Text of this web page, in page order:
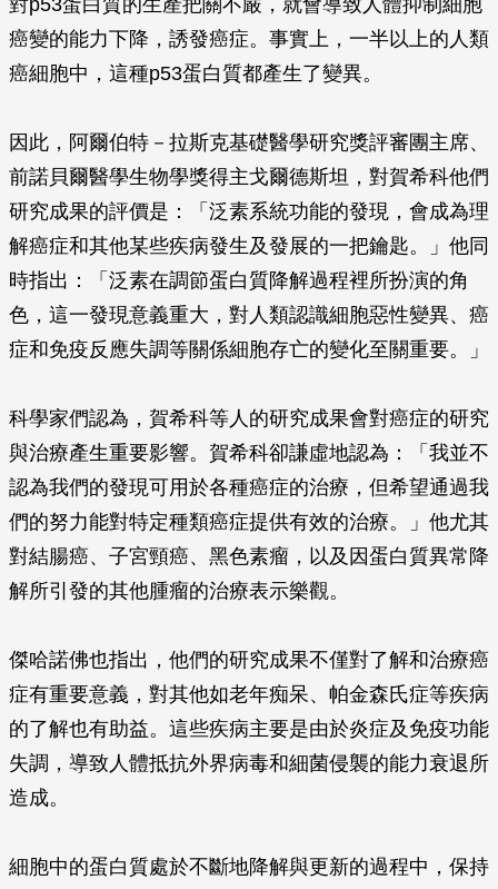
對p53蛋白質的生產把關不嚴，就會導致人體抑制細胞
癌變的能力下降，誘發癌症。事實上，一半以上的人類
癌細胞中，這種p53蛋白質都產生了變異。
因此，阿爾伯特－拉斯克基礎醫學研究獎評審團主席、
前諾貝爾醫學生物學獎得主戈爾德斯坦，對賀希科他們
研究成果的評價是：「泛素系統功能的發現，會成為理
解癌症和其他某些疾病發生及發展的一把鑰匙。」他同
時指出：「泛素在調節蛋白質降解過程裡所扮演的角
色，這一發現意義重大，對人類認識細胞惡性變異、癌
症和免疫反應失調等關係細胞存亡的變化至關重要。」
科學家們認為，賀希科等人的研究成果會對癌症的研究
與治療產生重要影響。賀希科卻謙虛地認為：「我並不
認為我們的發現可用於各種癌症的治療，但希望通過我
們的努力能對特定種類癌症提供有效的治療。」他尤其
對結腸癌、子宮頸癌、黑色素瘤，以及因蛋白質異常降
解所引發的其他腫瘤的治療表示樂觀。
傑哈諾佛也指出，他們的研究成果不僅對了解和治療癌
症有重要意義，對其他如老年痴呆、帕金森氏症等疾病
的了解也有助益。這些疾病主要是由於炎症及免疫功能
失調，導致人體抵抗外界病毒和細菌侵襲的能力衰退所
造成。
細胞中的蛋白質處於不斷地降解與更新的過程中，保持